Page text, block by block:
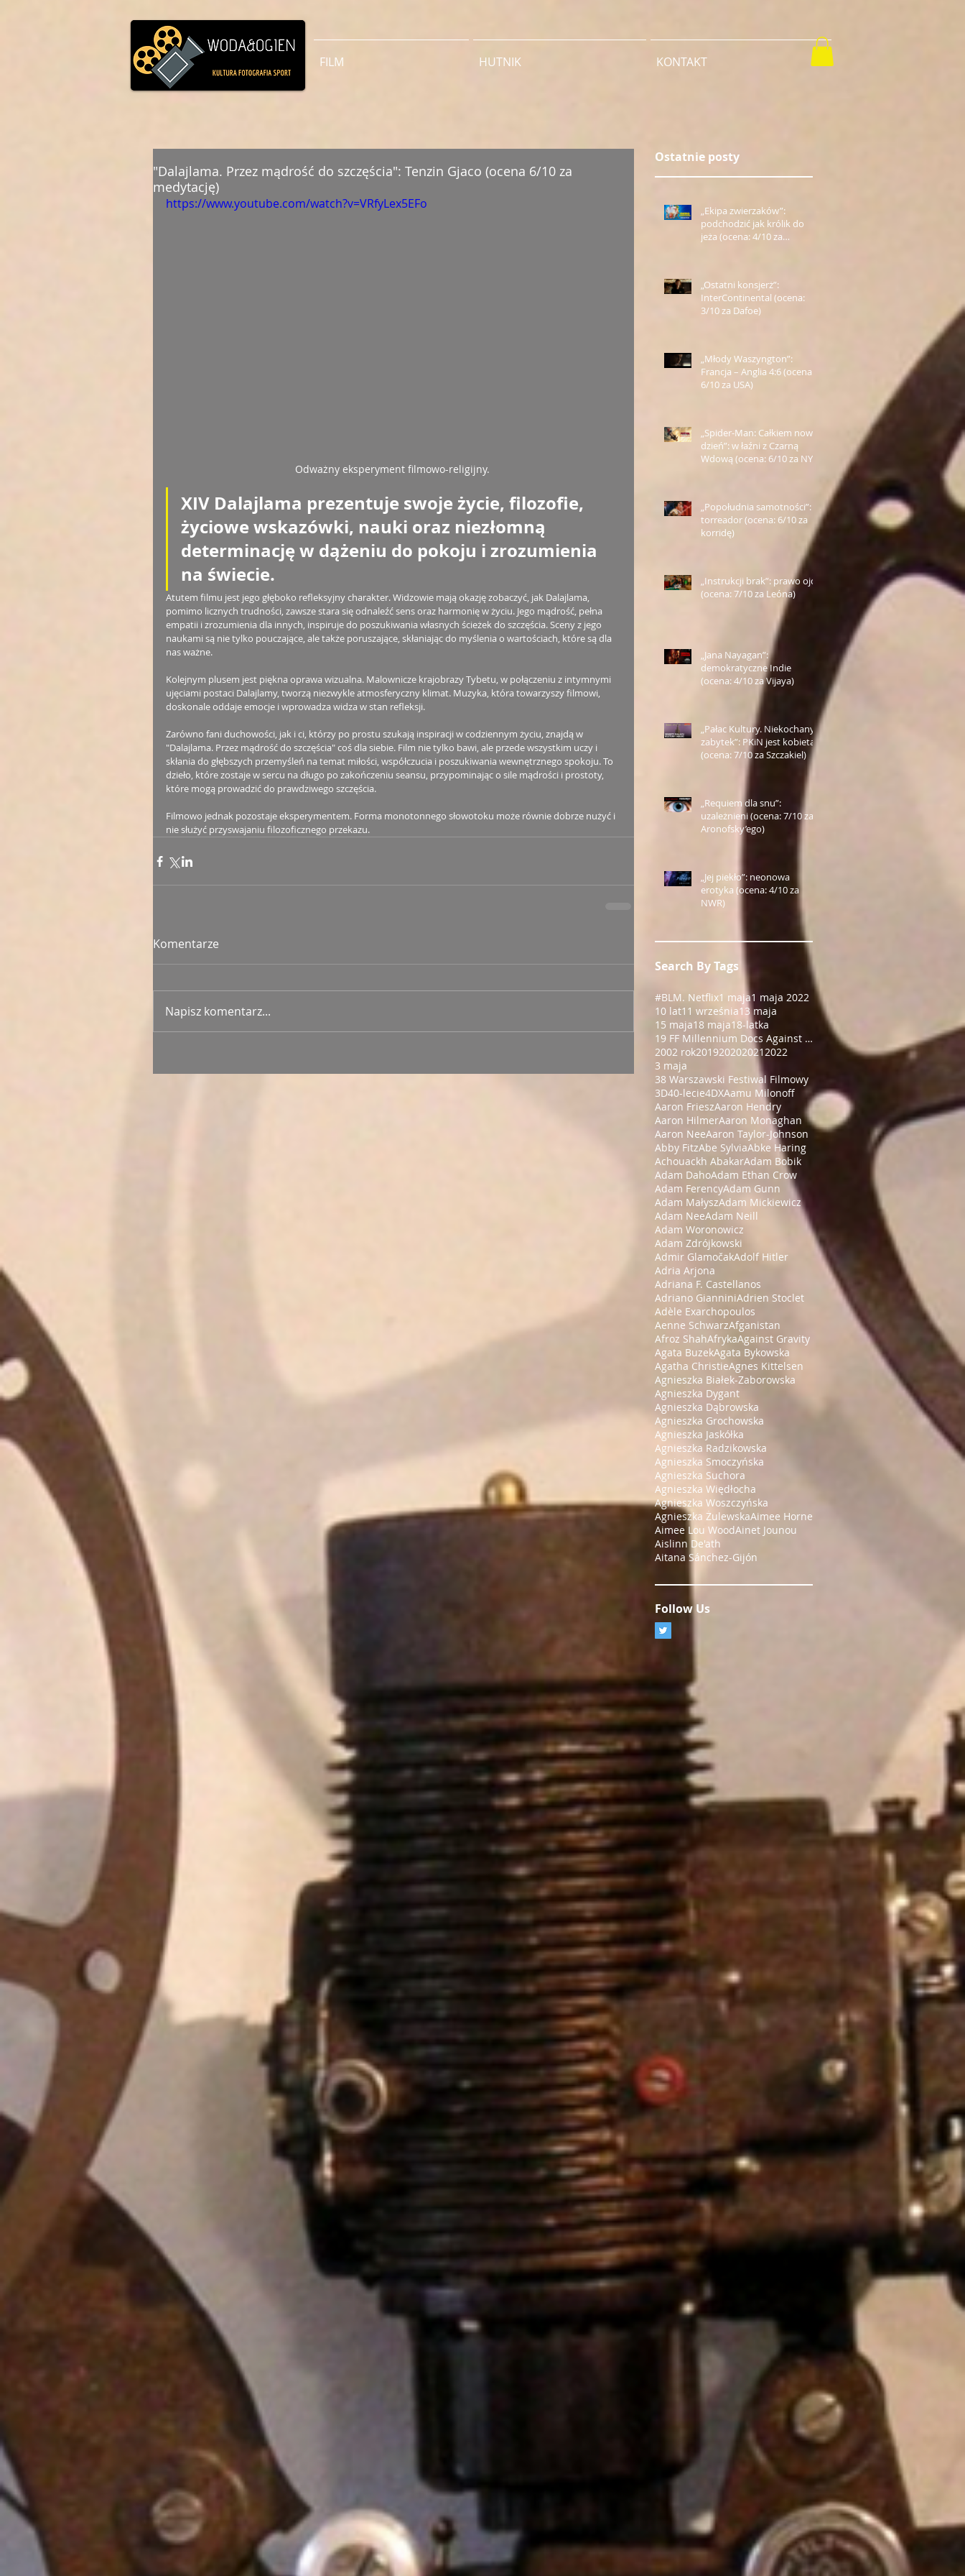
FILM HUTNIK KONTAKT
"Dalajlama. Przez mądrość do szczęścia": Tenzin Gjaco (ocena 6/10 za
medytację)
https://www.youtube.com/watch?v=VRfyLex5EFo
Odważny eksperyment filmowo-religijny.
XIV Dalajlama prezentuje swoje życie, filozofie,
życiowe wskazówki, nauki oraz niezłomną
determinację w dążeniu do pokoju i zrozumienia
na świecie.
Atutem filmu jest jego głęboko refleksyjny charakter. Widzowie mają okazję zobaczyć, jak Dalajlama,
pomimo licznych trudności, zawsze stara się odnaleźć sens oraz harmonię w życiu. Jego mądrość, pełna
empatii i zrozumienia dla innych, inspiruje do poszukiwania własnych ścieżek do szczęścia. Sceny z jego
naukami są nie tylko pouczające, ale także poruszające, skłaniając do myślenia o wartościach, które są dla
nas ważne.
Kolejnym plusem jest piękna oprawa wizualna. Malownicze krajobrazy Tybetu, w połączeniu z intymnymi
ujęciami postaci Dalajlamy, tworzą niezwykle atmosferyczny klimat. Muzyka, która towarzyszy filmowi,
doskonale oddaje emocje i wprowadza widza w stan refleksji.
Zarówno fani duchowości, jak i ci, którzy po prostu szukają inspiracji w codziennym życiu, znajdą w
"Dalajlama. Przez mądrość do szczęścia" coś dla siebie. Film nie tylko bawi, ale przede wszystkim uczy i
skłania do głębszych przemyśleń na temat miłości, współczucia i poszukiwania wewnętrznego spokoju. To
dzieło, które zostaje w sercu na długo po zakończeniu seansu, przypominając o sile mądrości i prostoty,
które mogą prowadzić do prawdziwego szczęścia.
Filmowo jednak pozostaje eksperymentem. Forma monotonnego słowotoku może równie dobrze nużyć i
nie służyć przyswajaniu filozoficznego przekazu.
Komentarze
Napisz komentarz...
Ostatnie posty
„Ekipa zwierzaków”:
podchodzić jak królik do
jeża (ocena: 4/10 za
„Ostatni konsjerż”:
InterContinental (ocena:
3/10 za Dafoe)
„Młody Waszyngton”:
Francja – Anglia 4:6 (ocena:
6/10 za USA)
„Spider-Man: Całkiem nowy
dzień”: w łaźni z Czarną
Wdową (ocena: 6/10 za NY)
„Popołudnia samotności”:
torreador (ocena: 6/10 za
korridę)
„Instrukcji brak”: prawo ojca
(ocena: 7/10 za Leóna)
„Jana Nayagan”:
demokratyczne Indie
(ocena: 4/10 za Vijaya)
„Pałac Kultury. Niekochany
zabytek”: PKiN jest kobietą
(ocena: 7/10 za Szczakiel)
„Requiem dla snu”:
uzależnieni (ocena: 7/10 za
Aronofsky’ego)
„Jej piekło”: neonowa
erotyka (ocena: 4/10 za
NWR)
Search By Tags
#BLM. Netflix1 maja1 maja 2022
10 lat11 września13 maja
15 maja18 maja18-latka
19 FF Millennium Docs Against Gravity!
2002 rok201920202021 2022
3 maja
38 Warszawski Festiwal Filmowy
3D40-lecie4DXAamu Milonoff
Aaron FrieszAaron Hendry
Aaron HilmerAaron Monaghan
Aaron NeeAaron Taylor-Johnson
Abby FitzAbe SylviaAbke Haring
Achouackh AbakarAdam Bobik
Adam DahoAdam Ethan Crow
Adam FerencyAdam Gunn
Adam MałyszAdam Mickiewicz
Adam NeeAdam Neill
Adam Woronowicz
Adam Zdrójkowski
Admir GlamočakAdolf Hitler
Adria Arjona
Adriana F. Castellanos
Adriano GianniniAdrien Stoclet
Adèle Exarchopoulos
Aenne SchwarzAfganistan
Afroz ShahAfrykaAgainst Gravity
Agata BuzekAgata Bykowska
Agatha ChristieAgnes Kittelsen
Agnieszka Białek-Zaborowska
Agnieszka Dygant
Agnieszka Dąbrowska
Agnieszka Grochowska
Agnieszka Jaskółka
Agnieszka Radzikowska
Agnieszka Smoczyńska
Agnieszka Suchora
Agnieszka Więdłocha
Agnieszka Woszczyńska
Agnieszka ŻulewskaAimee Horne
Aimee Lou WoodAinet Jounou
Aislinn De'ath
Aitana Sánchez-Gijón
Follow Us